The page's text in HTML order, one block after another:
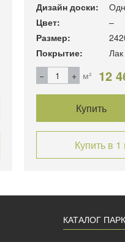
Дизайн доски:
Цвет:
–
Размер:
Покрытие:
Лак
м²
12
Купить
Купить в 1
КАТАЛОГ